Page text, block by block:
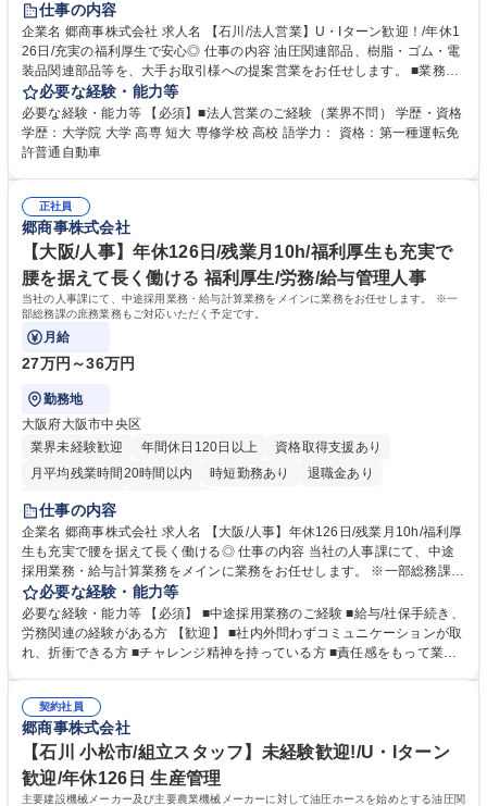
仕事の内容
企業名 郷商事株式会社 求人名 【石川/法人営業】U・Iターン歓迎！/年休1
26日/充実の福利厚生で安心◎ 仕事の内容 油圧関連部品、樹脂・ゴム・電
装品関連部品等を、大手お取引様への提案営業をお任せします。 ■業務の
変更範囲：当社が定める業務全般 国内外で高評価を得た自社製品や部品
を、大手お取引先様へ提案営業を行います。 国内外の弊社グループとつな
がりを持ち、顧客に対する幅広いニーズに対応いたします。 【主要業務】
・主要建設機械メーカーに対して油圧関連部品、樹脂・ゴム・電装品関連
ン歓迎！/年休126日/充実の福利厚生で安心◎
必要な経験・能力等
必要な経験・能力等 【必須】■法人営業のご経験（業界不問） 学歴・資格
学歴：大学院 大学 高専 短大 専修学校 高校 語学力： 資格：第一種運転免
許普通自動車
正社員
郷商事株式会社
【大阪/人事】年休126日/残業月10h/福利厚生も充実で
腰を据えて長く働ける 福利厚生/労務/給与管理人事
当社の人事課にて、中途採用業務・給与計算業務をメインに業務をお任せします。 ※一
部総務課の庶務業務もご対応いただく予定です。
月給
27万円～36万円
勤務地
大阪府大阪市中央区
業界未経験歓迎
年間休日120日以上
資格取得支援あり
月平均残業時間20時間以内
時短勤務あり
退職金あり
完全週休2日制
仕事の内容
企業名 郷商事株式会社 求人名 【大阪/人事】年休126日/残業月10h/福利厚
生も充実で腰を据えて長く働ける◎ 仕事の内容 当社の人事課にて、中途
採用業務・給与計算業務をメインに業務をお任せします。 ※一部総務課の
庶務業務もご対応いただく予定です。 ■人事業務：中途採用業務、勤怠確
認、給与計算、社保手続き、労務管理 ■その他：庶務業務（安全・衛生管
理、社内環境整備等簡単な業務です） ■業務の変更範囲：当社が定める業
務全般 募集職種 【大阪/人事】年休126日/残業月10h/福利厚生も充実で腰
必要な経験・能力等
必要な経験・能力等 【必須】 ■中途採用業務のご経験 ■給与/社保手続き、
労務関連の経験がある方 【歓迎】 ■社内外問わずコミュニケーションが取
れ、折衝できる方 ■チャレンジ精神を持っている方 ■責任感をもって業務
契約社員
郷商事株式会社
【石川 小松市/組立スタッフ】未経験歓迎!/U・Iターン
歓迎/年休126日 生産管理
主要建設機械メーカー及び主要農業機械メーカーに対して油圧ホースを始めとする油圧関